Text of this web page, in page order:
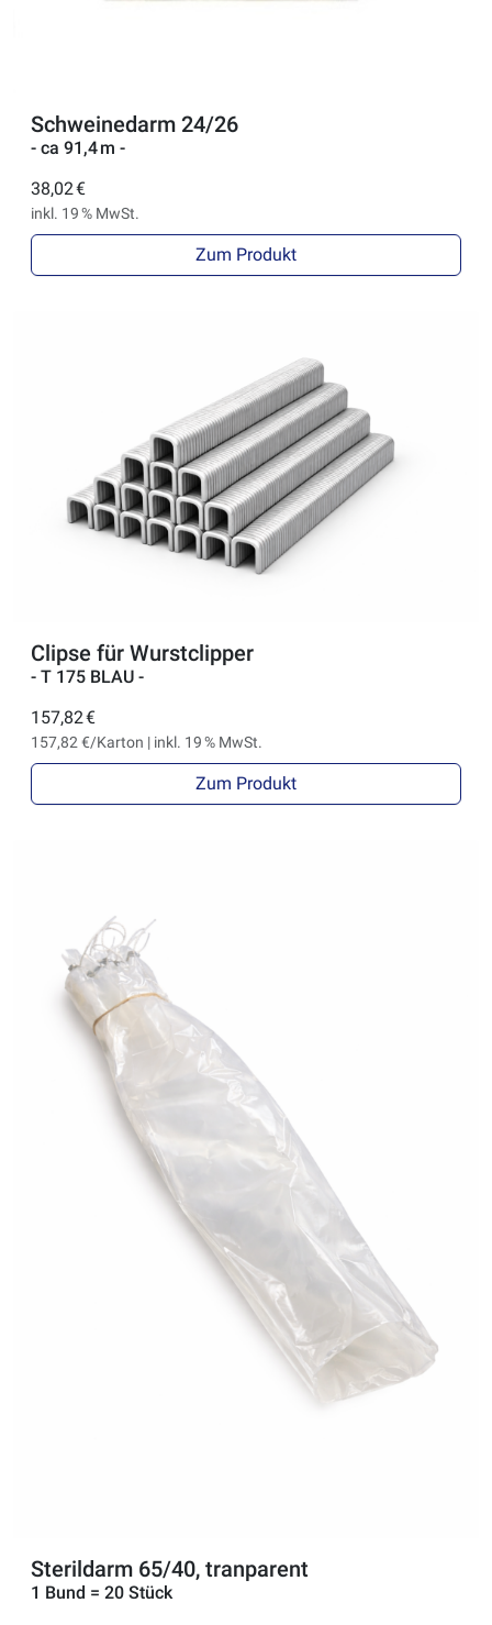
Schweinedarm 24/26
- ca 91,4 m -
38,02 €
inkl. 19 % MwSt.
Zum Produkt
Clipse für Wurstclipper
- T 175 BLAU -
157,82 €
157,82 €/Karton | inkl. 19 % MwSt.
Zum Produkt
Sterildarm 65/40, tranparent
1 Bund = 20 Stück